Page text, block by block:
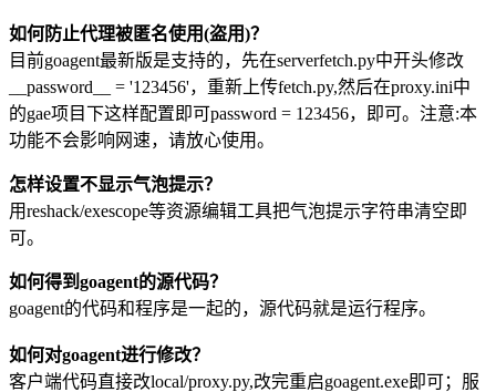
如何防止代理被匿名使用(盗用)？
目前goagent最新版是支持的，先在serverfetch.py中开头修改
__password__ = '123456'，重新上传fetch.py,然后在proxy.ini中
的gae项目下这样配置即可password = 123456，即可。注意:本
功能不会影响网速，请放心使用。
怎样设置不显示气泡提示？
用reshack/exescope等资源编辑工具把气泡提示字符串清空即
可。
如何得到goagent的源代码？
goagent的代码和程序是一起的，源代码就是运行程序。
如何对goagent进行修改？
客户端代码直接改local/proxy.py,改完重启goagent.exe即可；服